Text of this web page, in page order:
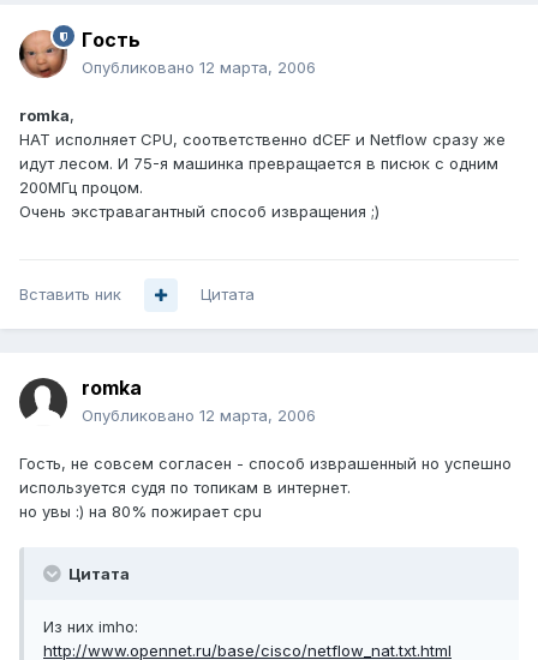
Гoсть
Опубликовано 12 марта, 2006
romka,
НАТ исполняет CPU, соответственно dCEF и Netflow сразу же
идут лесом. И 75-я машинка превращается в писюк с одним
200МГц процом.
Очень экстравагантный способ извращения ;)
Вставить ник Цитата
romka
Опубликовано 12 марта, 2006
Гость, не совсем согласен - способ изврашенный но успешно
используется судя по топикам в интернет.
но увы :) на 80% пожирает cpu
Цитата
Из них imho:
http://www.opennet.ru/base/cisco/netflow_nat.txt.html